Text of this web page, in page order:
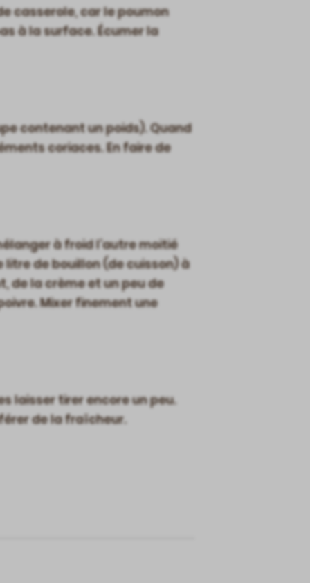
casserole, car le poumon
à la surface. Écumer la
contenant un poids). Quand
coriaces. En faire de
à froid l’autre moitié
de bouillon (de cuisson) à
de la crème et un peu de
Mixer finement une
laisser tirer encore un peu.
de la fraîcheur.